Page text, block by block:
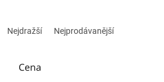
Nejdražší Nejprodávanější
Cena